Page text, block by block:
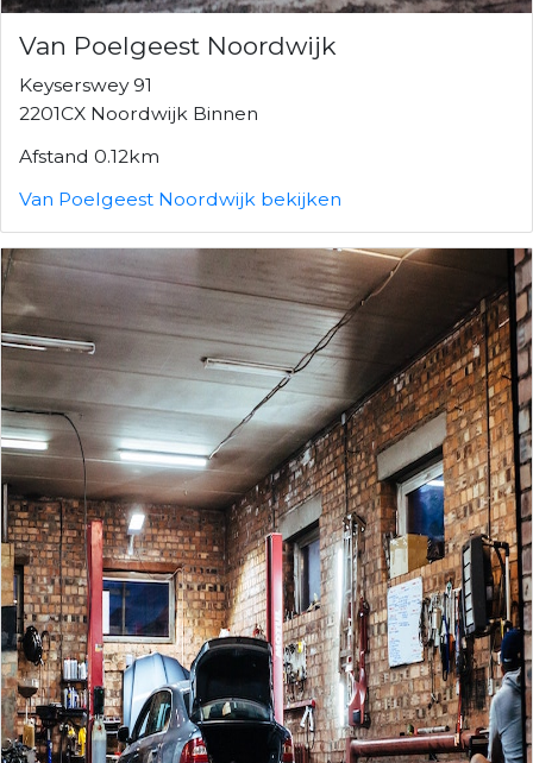
Van Poelgeest Noordwijk
Keyserswey 91
2201CX Noordwijk Binnen
Afstand 0.12km
Van Poelgeest Noordwijk bekijken